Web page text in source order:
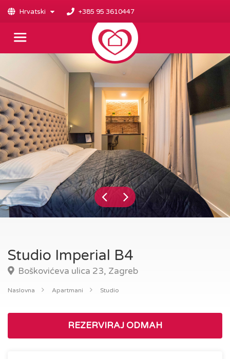
Hrvatski +385 95 3610447
Studio Imperial B4
Boškovićeva ulica 23, Zagreb
Naslovna Apartmani Studio
REZERVIRAJ ODMAH